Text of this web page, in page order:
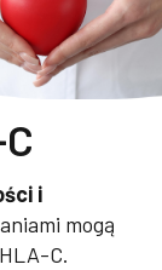
i
mogą
C.